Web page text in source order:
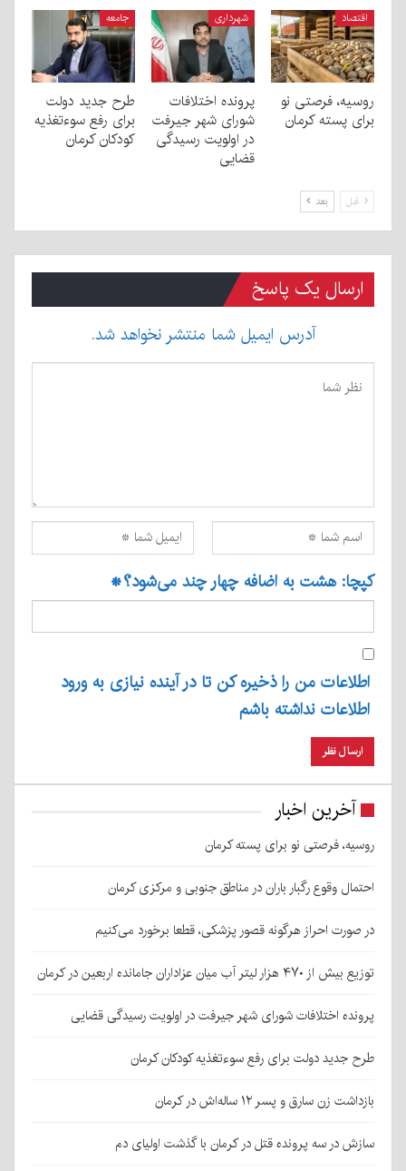
اقتصاد
روسیه، فرصتی نو
برای پسته کرمان
شهرداری
پرونده اختلافات
شورای شهر جیرفت
در اولویت رسیدگی
قضایی
جامعه
طرح جدید دولت
برای رفع سوءتغذیه
کودکان کرمان
قبل بعد
ارسال یک پاسخ
آدرس ایمیل شما منتشر نخواهد شد.
کپچا: هشت به اضافه چهار چند می‌شود؟*
اطلاعات من را ذخیره کن تا در آینده نیازی به ورود
اطلاعات نداشته باشم
آخرین اخبار
روسیه، فرصتی نو برای پسته کرمان
احتمال وقوع رگبار باران در مناطق جنوبی و مرکزی کرمان
در صورت احراز هرگونه قصور پزشکی، قطعا برخورد می‌کنیم
توزیع بیش از ۴۷۰ هزار لیتر آب میان عزاداران جامانده اربعین در کرمان
پرونده اختلافات شورای شهر جیرفت در اولویت رسیدگی قضایی
طرح جدید دولت برای رفع سوءتغذیه کودکان کرمان
بازداشت زن سارق و پسر ۱۲ ساله‌اش در کرمان
سازش در سه پرونده قتل در کرمان با گذشت اولیای دم